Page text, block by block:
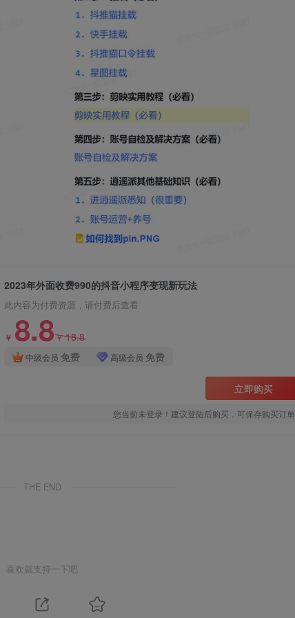
2023年外面收费990的抖音小程序变现新玩法
此内容为付费资源，请付费后查看
￥ 8.8￥18.8
中级会员 免费 高级会员 免费
立即购买
您当前未登录！建议登陆后购买，可保存购买订单
THE END
喜欢就支持一下吧